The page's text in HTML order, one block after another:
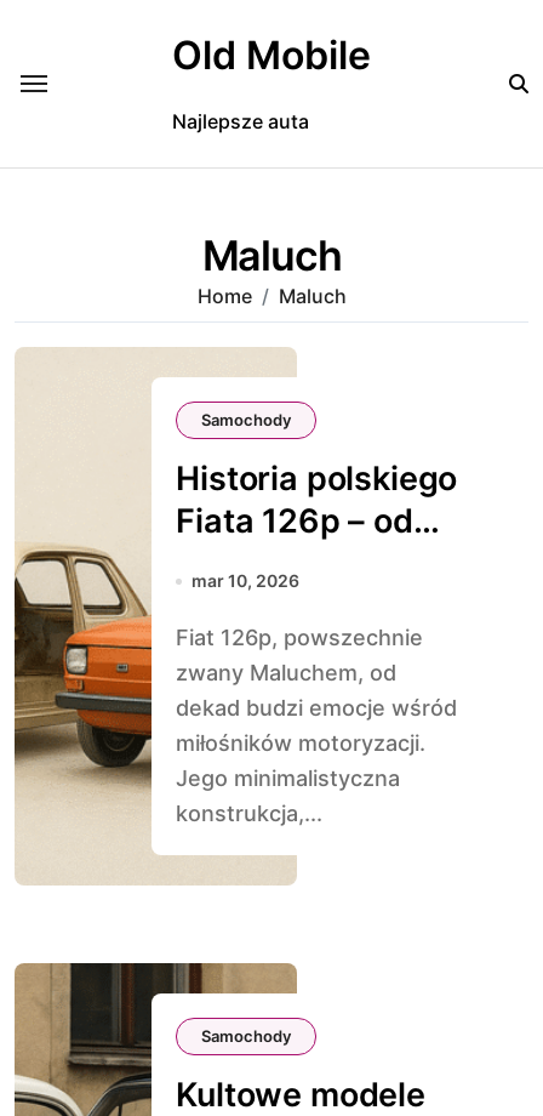
Old Mobile
Najlepsze auta
Maluch
Home Maluch
Samochody
Historia polskiego
Fiata 126p – od
pomysłu do
mar 10, 2026
Fiat 126p, powszechnie
zwany Maluchem, od
dekad budzi emocje wśród
miłośników motoryzacji.
Jego minimalistyczna
konstrukcja,...
Samochody
Kultowe modele